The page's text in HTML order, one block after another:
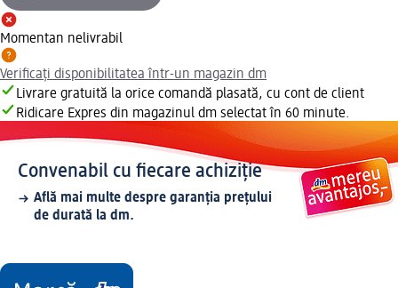
Momentan nelivrabil
Verificați disponibilitatea într-un magazin dm
Livrare gratuită la orice comandă plasată, cu cont de client
Ridicare Expres din magazinul dm selectat în 60 minute.
Convenabil cu fiecare achiziție
Află mai multe despre garanția prețului
de durată la dm.